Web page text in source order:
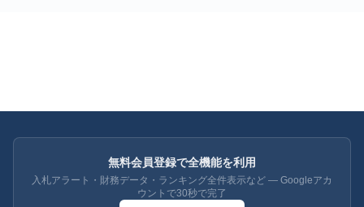
無料会員登録で全機能を利用
入札アラート・財務データ・ランキング全件表示など — Googleアカ
ウントで30秒で完了